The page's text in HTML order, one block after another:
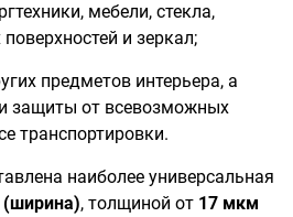
мебели, стекла,
и зеркал;
предметов интерьера, а
защиты от всевозможных
транспортировки.
наиболее универсальная
(ширина), толщиной от 17 мкм